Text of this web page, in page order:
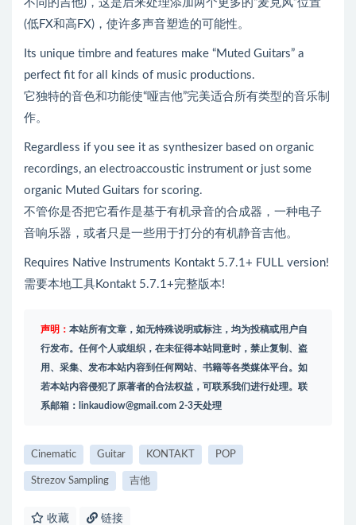
不同的吉他)，这是后来处理添加两个更多的“麦克风”位置
(低FX和高FX)，使许多声音塑造的可能性。
Its unique timbre and features make “Muted Guitars” a
perfect fit for all kinds of music productions.
它独特的音色和功能使“哑吉他”完美适合所有类型的音乐制
作。
Regardless if you see it as synthesizer based on organic
recordings, an electroaccoustic instrument or just some
organic Muted Guitars for scoring.
不管你是否把它看作是基于有机录音的合成器，一种电子
音响乐器，或者只是一些用于打分的有机静音吉他。
Requires Native Instruments Kontakt 5.7.1+ FULL version!
需要本地工具Kontakt 5.7.1+完整版本!
声明： 本站所有文章，如无特殊说明或标注，均为投稿或用户自
行发布。任何个人或组织，在未征得本站同意时，禁止复制、盗
用、采集、发布本站内容到任何网站、书籍等各类媒体平台。如
若本站内容侵犯了原著者的合法权益，可联系我们进行处理。联
系邮箱： linkaudiow@gmail.com 2-3天处理
Cinematic Guitar KONTAKT POP
Strezov Sampling 吉他
收藏 链接